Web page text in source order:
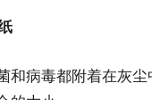
和病毒都附着在灰